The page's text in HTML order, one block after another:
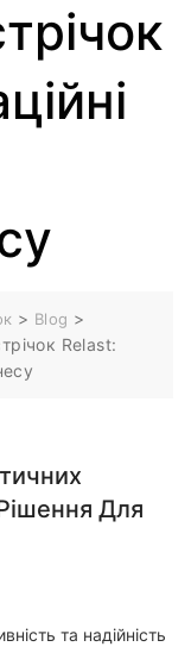
> Blog >
Relast:
Для
та надійність